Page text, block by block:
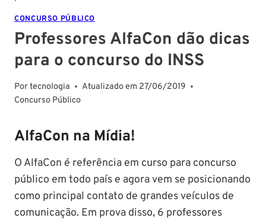
CONCURSO PÚBLICO
Professores AlfaCon dão dicas
para o concurso do INSS
Portecnologia Atualizado em 27/06/2019
Concurso Público
AlfaCon na Mídia!
O AlfaCon é referência em curso para concurso
público em todo país e agora vem se posicionando
como principal contato de grandes veículos de
comunicação. Em prova disso, 6 professores